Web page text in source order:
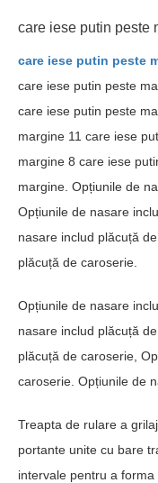
care iese putin peste
care iese putin peste
care iese putin peste
care iese putin peste
margine 11 care iese
margine 8 care iese
margine. Opțiunile de
Opțiunile de nasare
nasare includ plăcuță
plăcuță de caroserie.
Opțiunile de nasare
nasare includ plăcuță
plăcuță de caroserie,
caroserie. Opțiunile de
Treapta de rulare a
portante unite cu bare
intervale pentru a